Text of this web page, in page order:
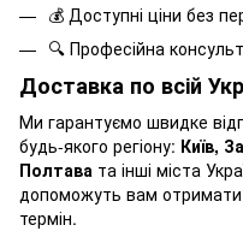
💰 Доступні ціни без
🔍 Професійна
Доставка по всій
Ми гарантуємо швидке
будь-якого регіону: Київ,
Полтава та інші міста
допоможуть вам отримати
термін.